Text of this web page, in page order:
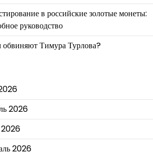
в российские золотые монеты:
руководство
Тимура Турлова?
2026
2026